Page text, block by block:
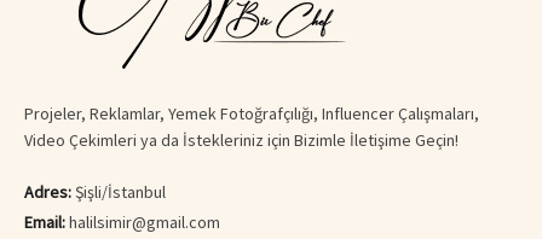
Projeler, Reklamlar, Yemek Fotoğrafçılığı, Influencer Çalışmaları,
Video Çekimleri ya da İstekleriniz için Bizimle İletişime Geçin!
Adres:Şişli/İstanbul
Email:halilsimir@gmail.com